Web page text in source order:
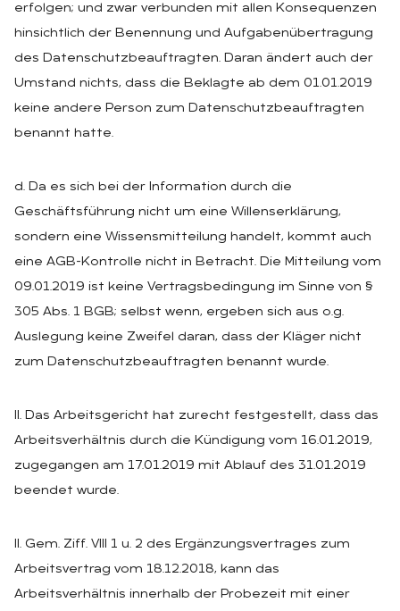
erfolgen; und zwar verbunden mit allen Konsequenzen
hinsichtlich der Benennung und Aufgabenübertragung
des Datenschutzbeauftragten. Daran ändert auch der
Umstand nichts, dass die Beklagte ab dem 01.01.2019
keine andere Person zum Datenschutzbeauftragten
benannt hatte.
d. Da es sich bei der Information durch die
Geschäftsführung nicht um eine Willenserklärung,
sondern eine Wissensmitteilung handelt, kommt auch
eine AGB-Kontrolle nicht in Betracht. Die Mitteilung vom
09.01.2019 ist keine Vertragsbedingung im Sinne von §
305 Abs. 1 BGB; selbst wenn, ergeben sich aus o.g.
Auslegung keine Zweifel daran, dass der Kläger nicht
zum Datenschutzbeauftragten benannt wurde.
II. Das Arbeitsgericht hat zurecht festgestellt, dass das
Arbeitsverhältnis durch die Kündigung vom 16.01.2019,
zugegangen am 17.01.2019 mit Ablauf des 31.01.2019
beendet wurde.
II. Gem. Ziff. VIII 1 u. 2 des Ergänzungsvertrages zum
Arbeitsvertrag vom 18.12.2018, kann das
Arbeitsverhältnis innerhalb der Probezeit mit einer